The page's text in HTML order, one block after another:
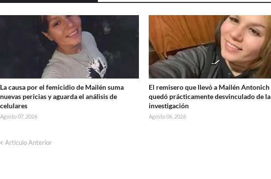
La causa por el femicidio de Mailén suma
nuevas pericias y aguarda el análisis de
celulares
Agosto 07, 2026
El remisero que llevó a Mailén Antonich
quedó prácticamente desvinculado de la
investigación
Agosto 06, 2026
Artículo Anterior